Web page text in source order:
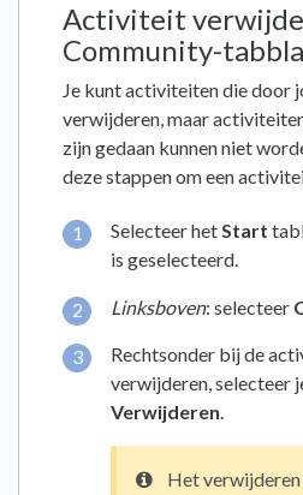
Activiteit
Community-
Je kunt activiteiten die door
verwijderen, maar
zijn gedaan kunnen niet
deze stappen om een
Selecteer hetStart
is geselecteerd.
Linksboven: selecteer
Rechtsonder bij de
verwijderen, selecteer
Verwijderen.
Het